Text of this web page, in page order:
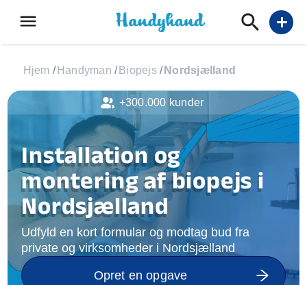
menu add
Hjem / Handyman / Biopejs / Nordsjælland
Installation og
montering af biopejs i
Nordsjælland
Udfyld en kort formular og modtag bud fra
private og virksomheder i Nordsjælland
Opret en opgave
+300.000 kunder